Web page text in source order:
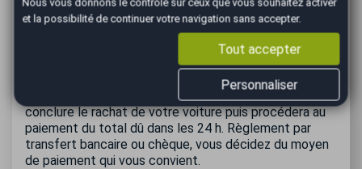
remise en état sont retenus de la valeur Argus. De la
somme de ces différents postes résultera le prix du
rachat immédiat que votre agent vous propose pour la
reprise de votre véhicule à Vannes. Une fois que
vous avez accepté ce montant fixé, votre agence
finalisera avec vous la partie administrative pour
conclure le rachat de votre voiture puis procédera au
paiement du total dû dans les 24 h. Règlement par
transfert bancaire ou chèque, vous décidez du moyen
de paiement qui vous convient.
Nous vous donnons le contrôle sur ceux que vous souhaitez activer
et la possibilité de continuer votre navigation sans accepter.
Tout accepter
Personnaliser